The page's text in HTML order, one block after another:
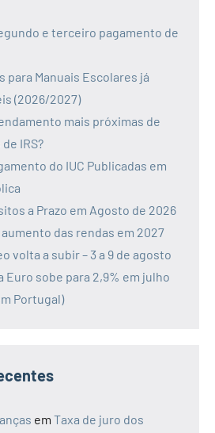
e terceiro pagamento de
para Manuais Escolares já
(2026/2027)
mais próximas de
IRS?
do IUC Publicadas em
a Prazo em Agosto de 2026
das rendas em 2027
volta a subir – 3 a 9 de agosto
Euro sobe para 2,9% em julho
Portugal)
em Taxa de juro dos